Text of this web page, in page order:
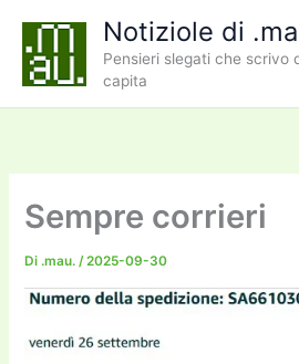
contenuto
Notiziole di
Pensieri slegati che scrivo
capita
Sempre corrieri
Di .mau./2025-09-30